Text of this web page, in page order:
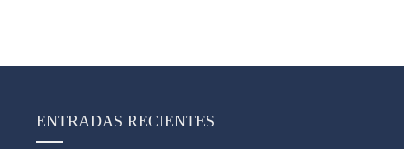
ENTRADAS RECIENTES